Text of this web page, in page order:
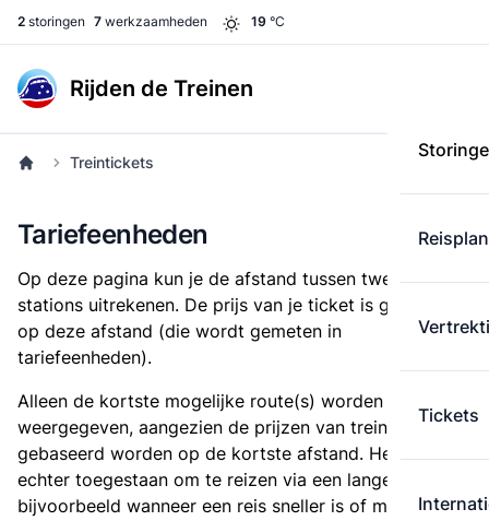
2 storingen 7 werkzaamheden 19 °C
Rijden de Treinen
Tickets
Treintickets
Tariefeenheden
Op deze pagina kun je de afstand tussen twee
stations uitrekenen. De prijs van je ticket is gebaseerd
op deze afstand (die wordt gemeten in
tariefeenheden).
Alleen de kortste mogelijke route(s) worden
weergegeven, aangezien de prijzen van treintickets
gebaseerd worden op de kortste afstand. Het is
echter toegestaan om te reizen via een langere route,
bijvoorbeeld wanneer een reis sneller is of met minder